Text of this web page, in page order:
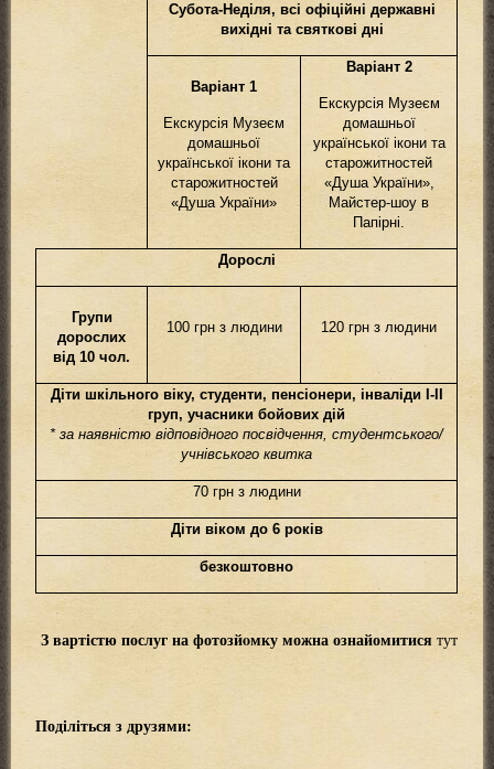
Субота-Неділя, всі офіційні державні
вихідні та святкові дні
Варіант 1
Екскурсія Музеєм
домашньої
української ікони та
старожитностей
«Душа України»
Варіант 2
Екскурсія Музеєм
домашньої
української ікони та
старожитностей
«Душа України»,
Майстер-шоу в
Папірні.
Дорослі
Групи
дорослих
від 10 чол.
100 грн з людини 120 грн з людини
Діти шкільного віку, студенти, пенсіонери, інваліди I-II
груп, учасники бойових дій
* за наявністю відповідного посвідчення, студентського/
учнівського квитка
70 грн з людини
Діти віком до 6 років
безкоштовно
З вартістю послуг на фотозйoмку можна ознайомитися тут
Поділіться з друзями: